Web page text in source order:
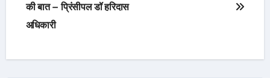
की बात – प्रिंसीपल डॉ हरिदास
अधिकारी